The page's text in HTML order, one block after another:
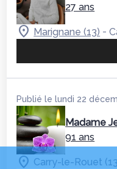
27 ans
Marignane (13) -
Publié le lundi 22
Madame
91 ans
Carry-le-Rouet